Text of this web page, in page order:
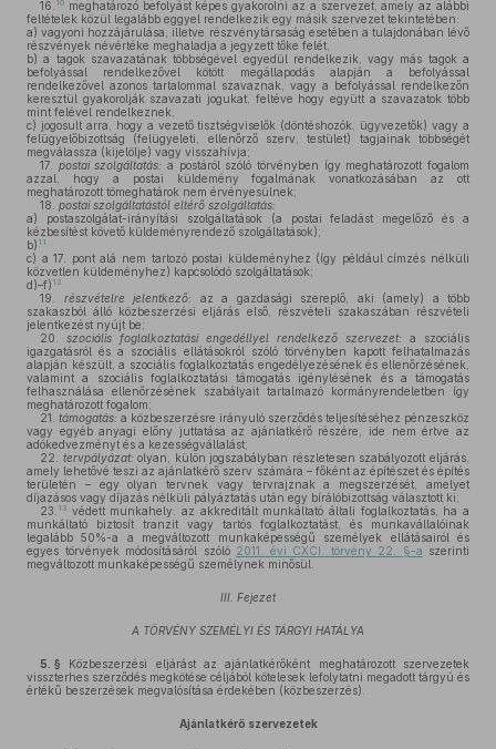
16. 10 meghatározó befolyást képes gyakorolni az a szervezet, amely az alábbi
feltételek közül legalább eggyel rendelkezik egy másik szervezet tekintetében:
a) vagyoni hozzájárulása, illetve részvénytársaság esetében a tulajdonában lévő
részvények névértéke meghaladja a jegyzett tőke felét,
b) a tagok szavazatának többségével egyedül rendelkezik, vagy más tagok a
befolyással rendelkezővel kötött megállapodás alapján a befolyással
rendelkezővel azonos tartalommal szavaznak, vagy a befolyással rendelkezőn
keresztül gyakorolják szavazati jogukat, feltéve hogy együtt a szavazatok több
mint felével rendelkeznek,
c) jogosult arra, hogy a vezető tisztségviselők (döntéshozók, ügyvezetők) vagy a
felügyelőbizottság (felügyeleti, ellenőrző szerv, testület) tagjainak többségét
megválassza (kijelölje) vagy visszahívja;
17.
postai szolgáltatás: a postáról szóló törvényben így meghatározott fogalom
azzal, hogy a postai küldemény fogalmának vonatkozásában az ott
meghatározott tömeghatárok nem érvényesülnek;
18. postai szolgáltatástól eltérő szolgáltatás:
a) postaszolgálat-irányítási szolgáltatások (a postai feladást megelőző és a
kézbesítést követő küldeményrendező szolgáltatások);
b) 11
c) a 17. pont alá nem tartozó postai küldeményhez (így például címzés nélküli
közvetlen küldeményhez) kapcsolódó szolgáltatások;
d)–f) 12
19. részvételre jelentkező: az a gazdasági szereplő, aki (amely) a több
szakaszból álló közbeszerzési eljárás első, részvételi szakaszában részvételi
jelentkezést nyújt be;
20.
szociális foglalkoztatási engedéllyel rendelkező szervezet: a szociális
igazgatásról és a szociális ellátásokról szóló törvényben kapott felhatalmazás
alapján készült, a szociális foglalkoztatás engedélyezésének és ellenőrzésének,
valamint a szociális foglalkoztatási támogatás igénylésének és a támogatás
felhasználása ellenőrzésének szabályait tartalmazó kormányrendeletben így
meghatározott fogalom;
21. támogatás: a közbeszerzésre irányuló szerződés teljesítéséhez pénzeszköz
vagy egyéb anyagi előny juttatása az ajánlatkérő részére, ide nem értve az
adókedvezményt és a kezességvállalást;
22.
tervpályázat: olyan, külön jogszabályban részletesen szabályozott eljárás,
amely lehetővé teszi az ajánlatkérő szerv számára – főként az építészet és építés
területén – egy olyan tervnek vagy tervrajznak a megszerzését, amelyet
díjazásos vagy díjazás nélküli pályáztatás után egy bírálóbizottság választott ki;
23. 13 védett munkahely: az akkreditált munkáltató általi foglalkoztatás, ha a
munkáltató biztosít tranzit vagy tartós foglalkoztatást, és munkavállalóinak
legalább 50%-a a megváltozott munkaképességű személyek ellátásairól és
egyes törvények módosításáról szóló 2011. évi CXCI. törvény 22. §-a szerinti
megváltozott munkaképességű személynek minősül.
III. Fejezet
A TÖRVÉNY SZEMÉLYI ÉS TÁRGYI HATÁLYA
5. § Közbeszerzési eljárást az ajánlatkérőként meghatározott szervezetek
visszterhes szerződés megkötése céljából kötelesek lefolytatni megadott tárgyú és
értékű beszerzések megvalósítása érdekében (közbeszerzés).
Ajánlatkérő szervezetek